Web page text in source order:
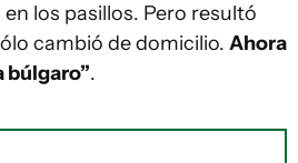
los pasillos. Pero resultó
cambió de domicilio. Ahora
búlgaro”.